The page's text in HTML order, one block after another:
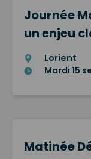
Journée
un enjeu
demain
Lorient
Mardi 15
Matinée